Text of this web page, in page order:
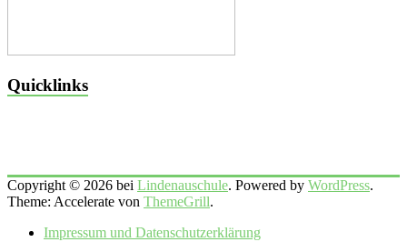
Quicklinks
Copyright © 2026 bei Lindenauschule. Powered by WordPress.
Theme: Accelerate von ThemeGrill.
Impressum und Datenschutzerklärung